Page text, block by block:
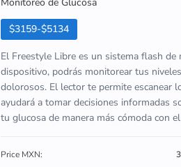
$3159-$5134
El Freestyle Libre es un sistema flash
dispositivo, podrás monitorear tus
dolorosos. El lector te permite escanear
ayudará a tomar decisiones informadas
tu glucosa de manera más cómoda con
Price MXN: